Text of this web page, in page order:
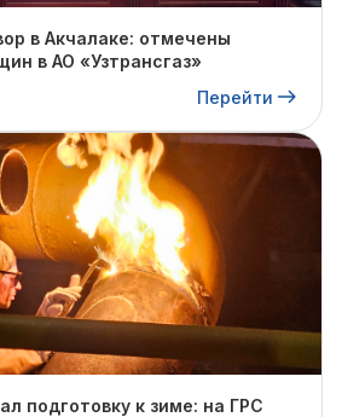
в Акчалаке: отмечены
в АО «Узтрансгаз»
Перейти
подготовку к зиме: на ГРС